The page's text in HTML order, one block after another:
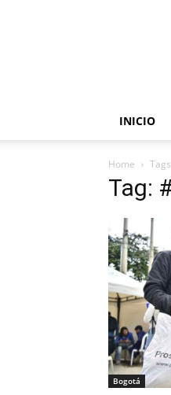
INICIO
Home Tags
Tag:
Bogotá